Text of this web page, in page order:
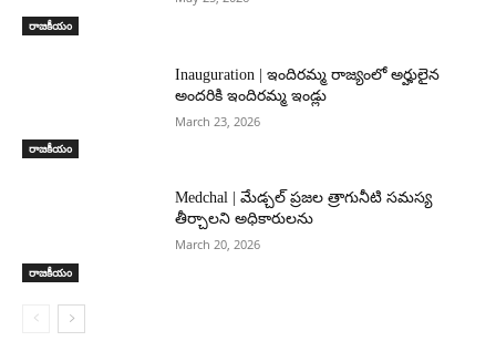
రాజకీయం
రాజకీయం
Inauguration | ఇందిరమ్మ రాజ్యంలో అర్హులైన
అందరికి ఇందిరమ్మ ఇండ్లు
March 23, 2026
రాజకీయం
Medchal | మేడ్చల్ ప్రజల త్రాగునీటి సమస్య
తీర్చాలని అధికారులను
March 20, 2026